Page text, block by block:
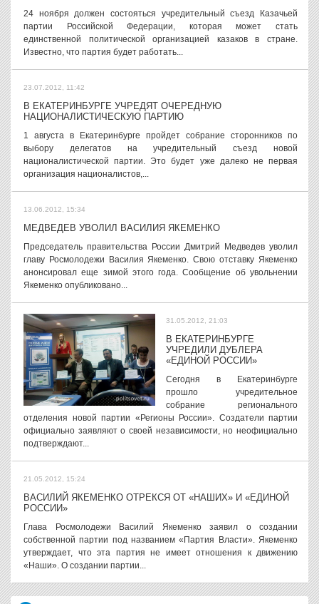
24 ноября должен состояться учредительный съезд Казачьей
партии Российской Федерации, которая может стать
единственной политической организацией казаков в стране.
Известно, что партия будет работать...
23.07.2012, 11:42
В ЕКАТЕРИНБУРГЕ УЧРЕДЯТ ОЧЕРЕДНУЮ
НАЦИОНАЛИСТИЧЕСКУЮ ПАРТИЮ
1 августа в Екатеринбурге пройдет собрание сторонников по
выбору делегатов на учредительный съезд новой
националистической партии. Это будет уже далеко не первая
организация националистов,...
13.06.2012, 15:34
МЕДВЕДЕВ УВОЛИЛ ВАСИЛИЯ ЯКЕМЕНКО
Председатель правительства России Дмитрий Медведев уволил
главу Росмолодежи Василия Якеменко. Свою отставку Якеменко
анонсировал еще зимой этого года. Сообщение об увольнении
Якеменко опубликовано...
31.05.2012, 21:03
В ЕКАТЕРИНБУРГЕ
УЧРЕДИЛИ ДУБЛЕРА
«ЕДИНОЙ РОССИИ»
Сегодня в Екатеринбурге
прошло учредительное
собрание регионального
отделения новой партии «Регионы России». Создатели партии
официально заявляют о своей независимости, но неофициально
подтверждают...
21.05.2012, 15:24
ВАСИЛИЙ ЯКЕМЕНКО ОТРЕКСЯ ОТ «НАШИХ» И «ЕДИНОЙ
РОССИИ»
Глава Росмолодежи Василий Якеменко заявил о создании
собственной партии под названием «Партия Власти». Якеменко
утверждает, что эта партия не имеет отношения к движению
«Наши». О создании партии...